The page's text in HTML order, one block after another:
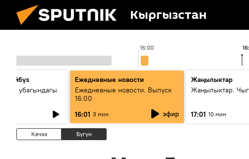
Кыргызстан
16:00
өз убагындагы
Ежедневные новости
Ежедневные новости. Выпуск
16:00
16:01 3 мин эфир
Жаңылыктар
Жаңылыктар.
17:01 10 мин
Кечээ Бүгүн